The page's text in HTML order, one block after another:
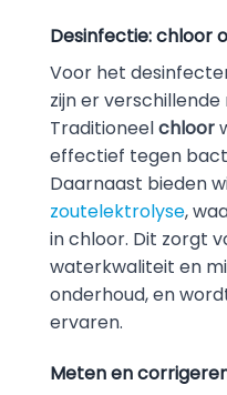
Desinfectie: chloor
Voor het
zijn er
Traditioneelchloor
effectief tegen
Daarnaast bieden
zoutelektrolyse,
in chloor. Dit zorgt
waterkwaliteit en
onderhoud, en
ervaren.
Meten en